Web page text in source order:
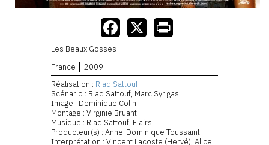
Les Beaux Gosses
France
2009
Réalisation : Riad Sattouf
Scénario : Riad Sattouf, Marc Syrigas
Image : Dominique Colin
Montage : Virginie Bruant
Musique : Riad Sattouf, Flairs
Producteur(s) : Anne-Dominique Toussaint
Interprétation : Vincent Lacoste (Hervé), Alice